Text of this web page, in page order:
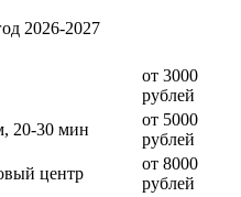
2026-2027
от 3000
рублей
20-30 мин
от 5000
рублей
центр
от 8000
рублей